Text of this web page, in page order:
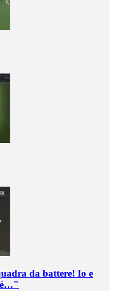
da battere! Io e